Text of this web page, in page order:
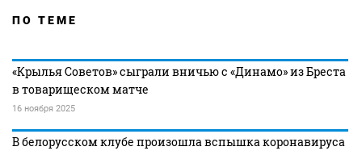
ПО ТЕМЕ
«Крылья Советов» сыграли вничью с «Динамо» из Бреста
в товарищеском матче
16 ноября 2025
В белорусском клубе произошла вспышка коронавируса